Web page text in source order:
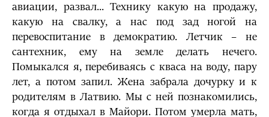
авиации, развал... Технику какую на продажу,
какую на свалку, а нас под зад ногой на
перевоспитание в демократию. Летчик – не
сантехник, ему на земле делать нечего.
Помыкался я, перебиваясь с кваса на воду, пару
лет, а потом запил. Жена забрала дочурку и к
родителям в Латвию. Мы с ней познакомились,
когда я отдыхал в Майори. Потом умерла мать,